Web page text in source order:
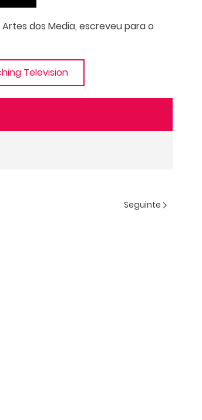
dos Media, escreveu para o
Television
Seguinte